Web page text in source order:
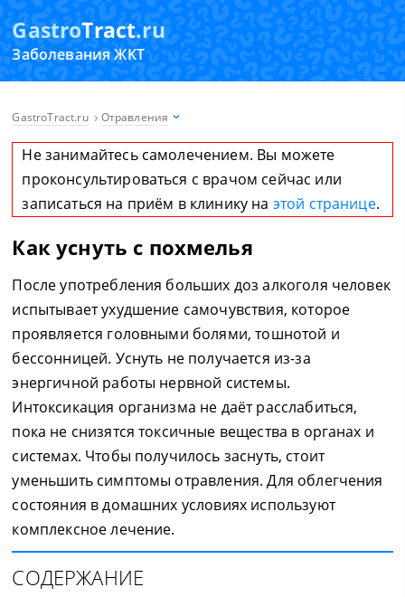
GastroTract.ru
Заболевания ЖКТ
GastroTract.ru Отравления
Не занимайтесь самолечением. Вы можете
проконсультироваться с врачом сейчас или
записаться на приём в клинику на этой странице.
Как уснуть с похмелья
После употребления больших доз алкоголя человек
испытывает ухудшение самочувствия, которое
проявляется головными болями, тошнотой и
бессонницей. Уснуть не получается из-за
энергичной работы нервной системы.
Интоксикация организма не даёт расслабиться,
пока не снизятся токсичные вещества в органах и
системах. Чтобы получилось заснуть, стоит
уменьшить симптомы отравления. Для облегчения
состояния в домашних условиях используют
комплексное лечение.
СОДЕРЖАНИЕ